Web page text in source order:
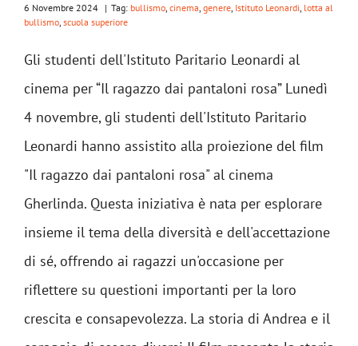
6 Novembre 2024 | Tag: bullismo cinema genere Istituto Leonardi lotta al
bullismo scuola superiore
Gli studenti dell'Istituto Paritario Leonardi al
cinema per “Il ragazzo dai pantaloni rosa” Lunedì
4 novembre, gli studenti dell'Istituto Paritario
Leonardi hanno assistito alla proiezione del film
"Il ragazzo dai pantaloni rosa" al cinema
Gherlinda. Questa iniziativa è nata per esplorare
insieme il tema della diversità e dell'accettazione
di sé, offrendo ai ragazzi un'occasione per
riflettere su questioni importanti per la loro
crescita e consapevolezza. La storia di Andrea e il